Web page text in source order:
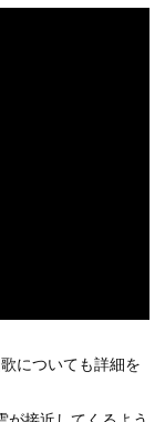
についても詳細を